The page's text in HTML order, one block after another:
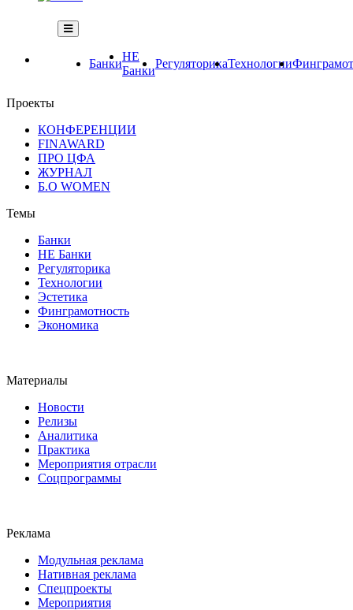
Банки
НЕ
Банки
РегуляторикаТехнологии
Проекты
КОНФЕРЕНЦИИ
FINAWARD
ПРО ЦФА
ЖУРНАЛ
Б.О WOMEN
Темы
Банки
НЕ Банки
Регуляторика
Технологии
Эстетика
Финграмотность
Экономика
Материалы
Новости
Релизы
Аналитика
Практика
Мероприятия отрасли
Соцпрограммы
Реклама
Модульная реклама
Нативная реклама
Спецпроекты
Мероприятия